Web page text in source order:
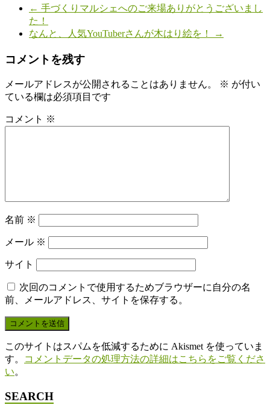
← 手づくりマルシェへのご来場ありがとうございまし
た！
なんと、人気YouTuberさんが木はり絵を！
→
コメントを残す
メールアドレスが公開されることはありません。 ※ が付い
ている欄は必須項目です
コメント ※
名前 ※
メール ※
サイト
次回のコメントで使用するためブラウザーに自分の名
前、メールアドレス、サイトを保存する。
このサイトはスパムを低減するために Akismet を使っていま
す。
コメントデータの処理方法の詳細はこちらをご覧くださ
い。
SEARCH